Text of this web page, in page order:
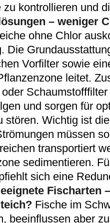
zu kontrollieren und
– weniger
ohne Chlor
Die
Vorfilter sowie
leitet.
und sorgen für
stören. Wichtig ist
müssen
transportiert
sedimentieren.
sich eine
Fischarten
Fische im
beeinflussen aber